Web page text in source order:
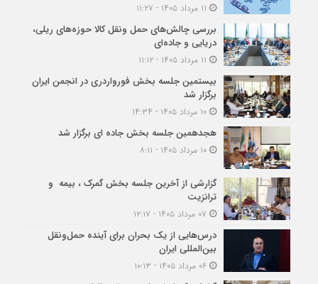
بررسی چالش‌های حمل ونقل کالا حوزه‌های ریلی،
دریایی و جاده‌ای
بیستمین جلسه بخش فورواردری در انجمن ایران
برگزار شد
۱۰ مرداد ۱۴۰۵ - ۱۴:۳۴
هجدهمین جلسه بخش جاده ای برگزار شد
۱۰ مرداد ۱۴۰۵ - ۸:۱۱
گزارشی از آخرین جلسه بخش گمرک ، بیمه و
ترانزیت
درس‌هایی از یک بحران برای آینده حمل‌ونقل
بین‌المللی ایران